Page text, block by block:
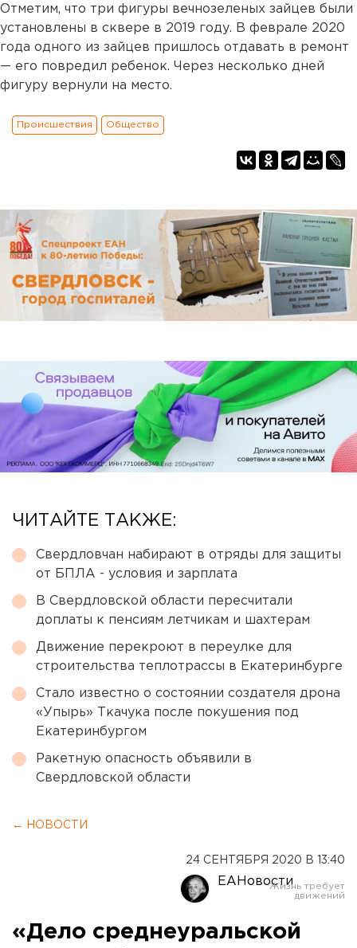
Отметим, что три фигуры вечнозеленых зайцев были
установлены в сквере в 2019 году. В феврале 2020
года одного из зайцев пришлось отдавать в ремонт
— его повредил ребенок. Через несколько дней
фигуру вернули на место.
Происшествия Общество
ЧИТАЙТЕ ТАКЖЕ:
Свердловчан набирают в отряды для защиты
от БПЛА - условия и зарплата
В Свердловской области пересчитали
доплаты к пенсиям летчикам и шахтерам
Движение перекроют в переулке для
строительства теплотрассы в Екатеринбурге
Стало известно о состоянии создателя дрона
«Упырь» Ткачука после покушения под
Екатеринбургом
Ракетную опасность объявили в
Свердловской области
← НОВОСТИ
24 СЕНТЯБРЯ 2020 В 13:40
ЕАНовости
«Дело среднеуральской